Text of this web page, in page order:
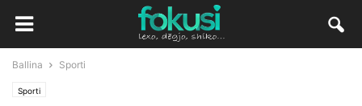
Ballina Sporti
Sporti